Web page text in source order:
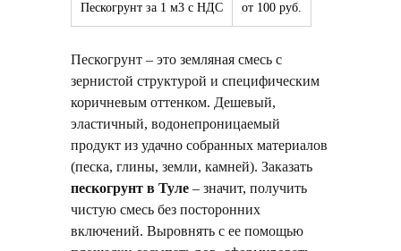
Пескогрунт за 1 м3 с НДС от 100 руб.
Пескогрунт – это земляная смесь с
зернистой структурой и специфическим
коричневым оттенком. Дешевый,
эластичный, водонепроницаемый
продукт из удачно собранных материалов
(песка, глины, земли, камней). Заказать
пескогрунт в Туле – значит, получить
чистую смесь без посторонних
включений. Выровнять с ее помощью